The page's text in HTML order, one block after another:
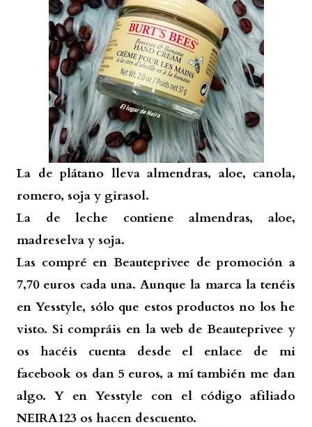
La de plátano lleva almendras, aloe, canola,
romero, soja y girasol.
La de leche contiene almendras, aloe,
madreselva y soja.
Las compré en Beauteprivee de promoción a
7,70 euros cada una. Aunque la marca la tenéis
en Yesstyle, sólo que estos productos no los he
visto. Si compráis en la web de Beauteprivee y
os hacéis cuenta desde el enlace de mi
facebook os dan 5 euros, a mí también me dan
algo. Y en Yesstyle con el código afiliado
NEIRA123 os hacen descuento.